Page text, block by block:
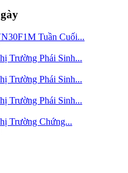
Tuần Cuối...
Trường Phái Sinh...
Trường Phái Sinh...
Trường Phái Sinh...
Trường Chứng...